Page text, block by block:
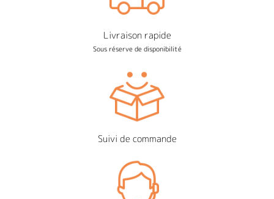
Livraison rapide
Sous réserve de disponibilité
Suivi de commande